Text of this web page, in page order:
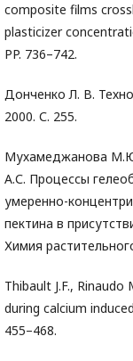
composite films
plasticizer
PP. 736–742.
Донченко Л. В.
2000. С. 255.
Мухамеджанова
А.С. Процессы
умеренно-
пектина в
Химия
Thibault J.F.,
during calcium
455–468.